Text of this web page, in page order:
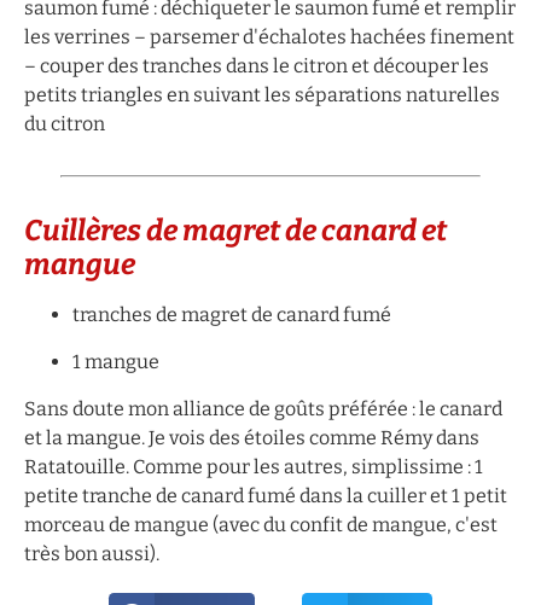
saumon fumé : déchiqueter le saumon fumé et remplir
les verrines – parsemer d'échalotes hachées finement
– couper des tranches dans le citron et découper les
petits triangles en suivant les séparations naturelles
du citron
Cuillères de magret de canard et
mangue
tranches de magret de canard fumé
1 mangue
Sans doute mon alliance de goûts préférée : le canard
et la mangue. Je vois des étoiles comme Rémy dans
Ratatouille. Comme pour les autres, simplissime : 1
petite tranche de canard fumé dans la cuiller et 1 petit
morceau de mangue (avec du confit de mangue, c'est
très bon aussi).